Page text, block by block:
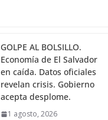
GOLPE AL BOLSILLO.
Economía de El Salvador
en caída. Datos oficiales
revelan crisis. Gobierno
acepta desplome.
1 agosto, 2026